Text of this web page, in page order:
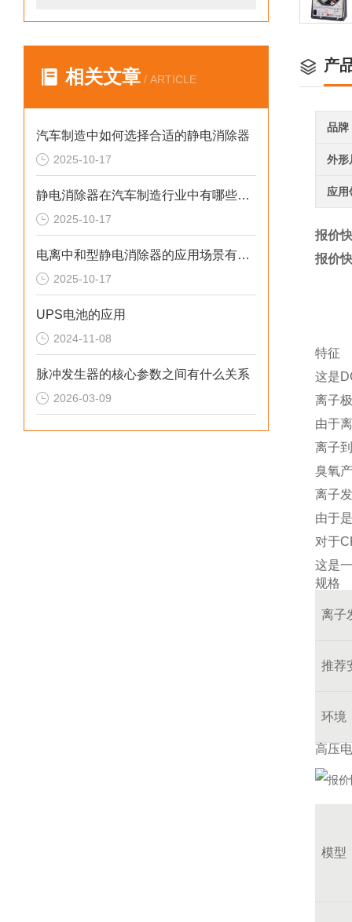
相关文章 / ARTICLE
汽车制造中如何选择合适的静电消除器
2025-10-17
静电消除器在汽车制造行业中有哪些应用场景
2025-10-17
电离中和型静电消除器的应用场景有哪些
2025-10-17
UPS电池的应用
2024-11-08
脉冲发生器的核心参数之间有什么关系
2026-03-09
产
品牌
外形
应用
报价
报价
特征
这是
离子
由于
离子
臭氧
离子
由于
对于
这是
规格
离子
推荐
环境
高压
模型